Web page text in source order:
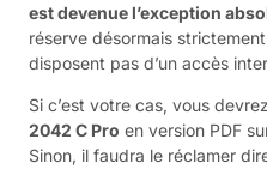
est devenue l’exception
réserve désormais
disposent pas d’un accès
Si c’est votre cas, vous devrez
2042 C Pro en version PDF
Sinon, il faudra le réclamer